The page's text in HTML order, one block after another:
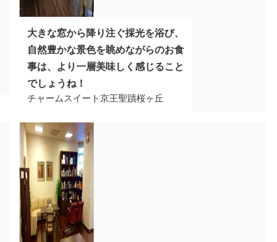
大きな窓から降り注ぐ採光を浴び、
自然豊かな景色を眺めながらのお食
事は、より一層美味しく感じること
でしょうね！
チャームスイート京王聖蹟桜ヶ丘